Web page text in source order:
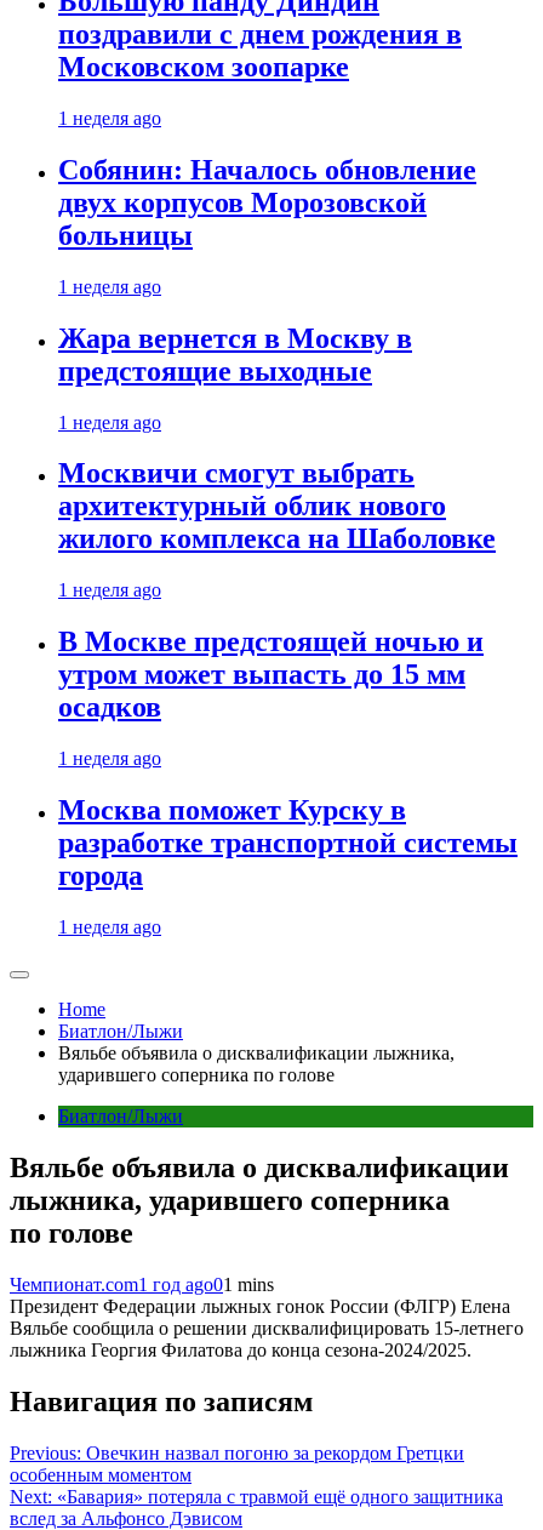
поздравили с днем рождения в
Московском зоопарке
1 неделя ago
Собянин: Началось обновление
двух корпусов Морозовской
больницы
1 неделя ago
Жара вернется в Москву в
предстоящие выходные
1 неделя ago
Москвичи смогут выбрать
архитектурный облик нового
жилого комплекса на Шаболовке
1 неделя ago
В Москве предстоящей ночью и
утром может выпасть до 15 мм
осадков
1 неделя ago
Москва поможет Курску в
разработке транспортной системы
города
1 неделя ago
Home
Биатлон/Лыжи
Вяльбе объявила о дисквалификации лыжника,
ударившего соперника по голове
Биатлон/Лыжи
Вяльбе объявила о дисквалификации
лыжника, ударившего соперника
по голове
Чемпионат.com1 год ago01 mins
Президент Федерации лыжных гонок России (ФЛГР) Елена
Вяльбе сообщила о решении дисквалифицировать 15-летнего
лыжника Георгия Филатова до конца сезона-2024/2025.
Навигация по записям
Previous: Овечкин назвал погоню за рекордом Гретцки
особенным моментом
Next: «Бавария» потеряла с травмой ещё одного защитника
вслед за Альфонсо Дэвисом